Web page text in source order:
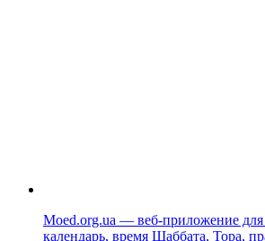
Moed.org.ua — веб-приложение
календарь, время Шаббата, Тора,